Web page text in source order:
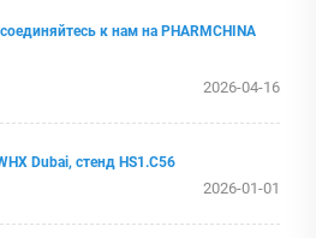
к нам на PHARMCHINA
2026-04-16
Dubai, стенд HS1.C56
2026-01-01